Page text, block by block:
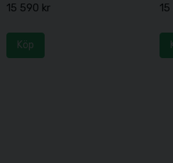
15 590 kr
Köp